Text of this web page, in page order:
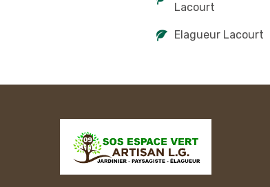
Lacourt
Elagueur Lacourt